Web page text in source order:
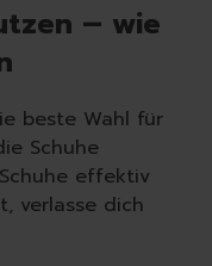
– wie
beste Wahl für
Schuhe
effektiv
verlasse dich